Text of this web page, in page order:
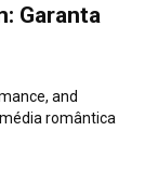
Garanta
and
romântica